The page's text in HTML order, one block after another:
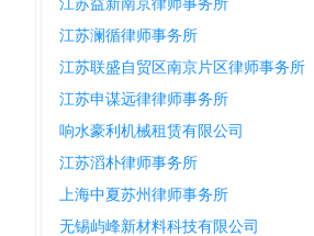
江苏益新南京律师事务所
江苏澜循律师事务所
江苏联盛自贸区南京片区律师事务所
江苏申谋远律律师事务所
响水豪利机械租赁有限公司
江苏滔朴律师事务所
上海中夏苏州律师事务所
无锡屿峰新材料科技有限公司